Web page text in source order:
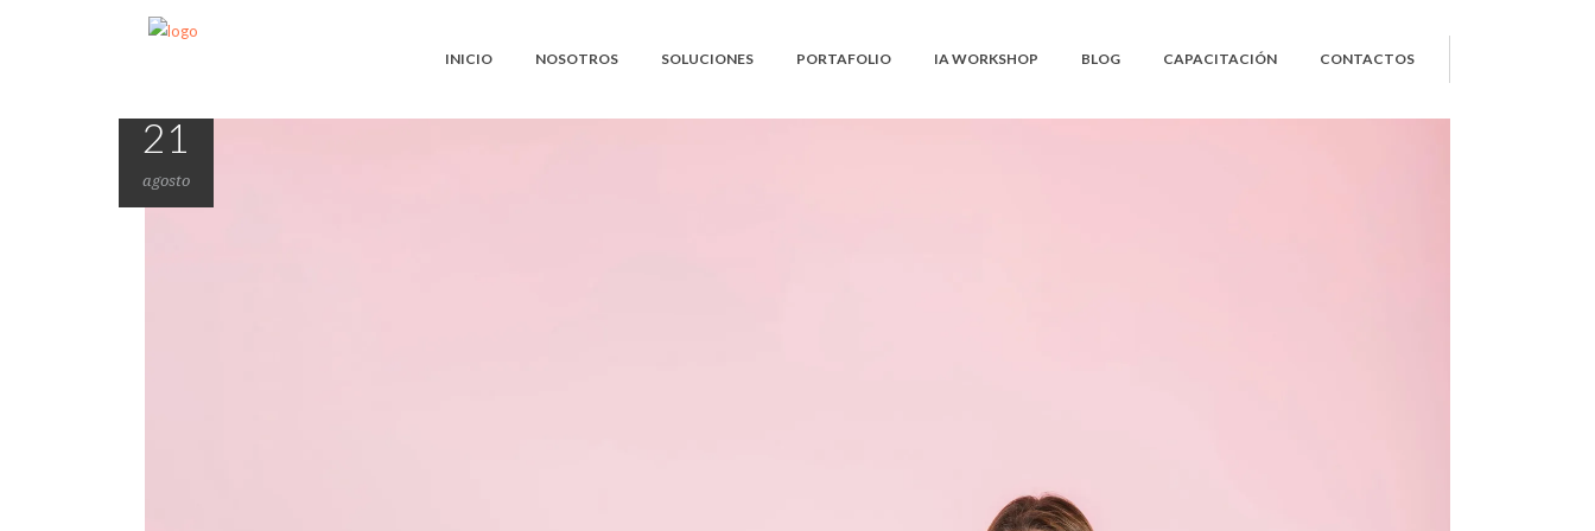
INICIO NOSOTROS SOLUCIONES PORTAFOLIO IA WORKSHOP BLOG CAPACITACIÓN CONTACTOS
21
agosto